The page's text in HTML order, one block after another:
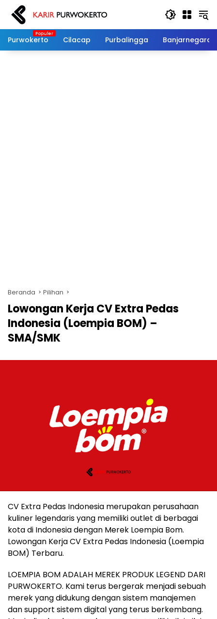
Langsung
konten
Purwokerto
Cilacap Purbalingga Banjarnegara
Beranda Pilihan
Lowongan Kerja CV Extra Pedas
Indonesia (Loempia BOM) –
SMA/SMK
CV Extra Pedas Indonesia merupakan perusahaan
kuliner legendaris yang memiliki outlet di berbagai
kota di Indonesia dengan Merek Loempia Bom.
Lowongan Kerja CV Extra Pedas Indonesia (Loempia
BOM) Terbaru.
LOEMPIA BOM ADALAH MEREK PRODUK LEGEND DARI
PURWOKERTO. Kami terus bergerak menjadi sebuah
merek yang didukung dengan sistem manajemen
dan support sistem digital yang terus berkembang.